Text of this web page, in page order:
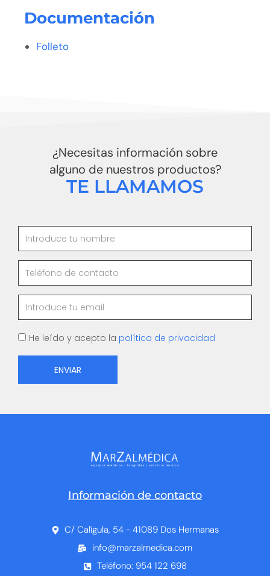
Documentación
Folleto
¿Necesitas información sobre
alguno de nuestros productos?
TE LLAMAMOS
Nombre
Telefono
Email
Aceptar
He leído y acepto la política de privacidad
ENVIAR
Información de contacto
C/ Calígula, 54 - 41089 Dos Hermanas
info@marzalmedica.com
Teléfono: 954 122 698